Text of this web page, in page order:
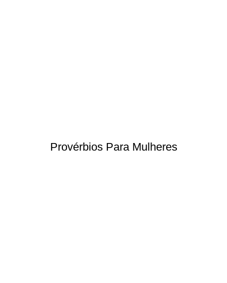
Provérbios Para Mulheres